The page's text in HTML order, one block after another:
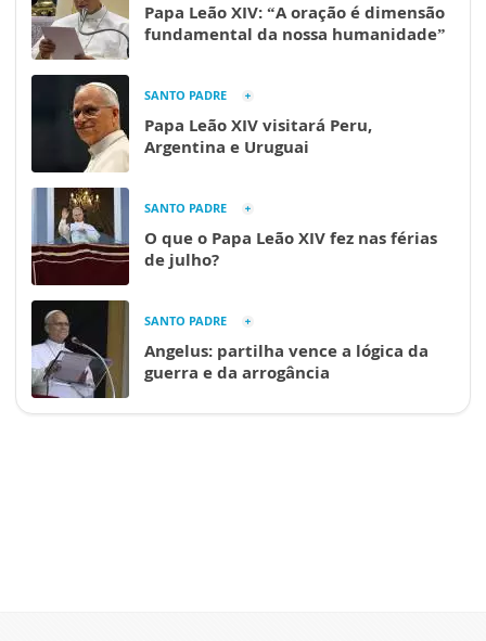
Papa Leão XIV: “A oração é dimensão
fundamental da nossa humanidade”
SANTO PADRE
Papa Leão XIV visitará Peru,
Argentina e Uruguai
SANTO PADRE
O que o Papa Leão XIV fez nas férias
de julho?
SANTO PADRE
Angelus: partilha vence a lógica da
guerra e da arrogância